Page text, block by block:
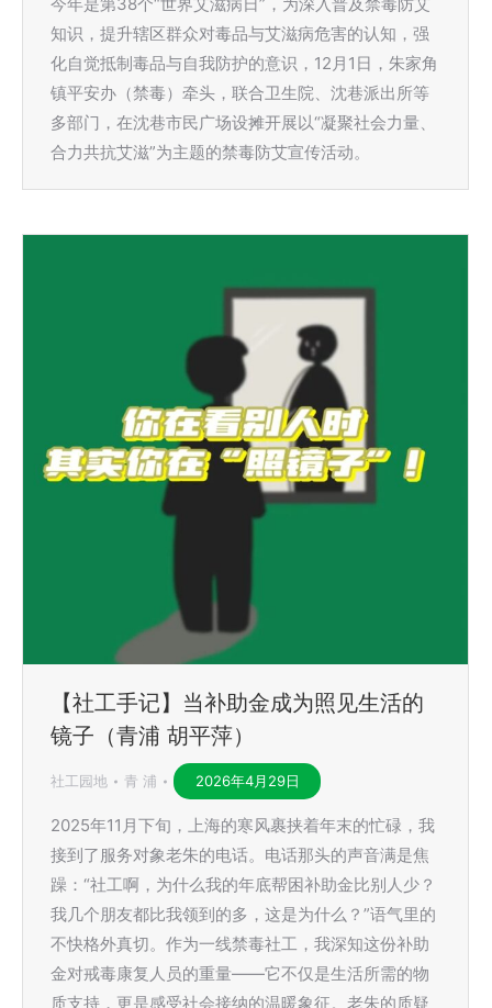
知识，提升辖区群众对毒品与艾滋病危害的认知，强
化自觉抵制毒品与自我防护的意识，12月1日，朱家角
镇平安办（禁毒）牵头，联合卫生院、沈巷派出所等
多部门，在沈巷市民广场设摊开展以“凝聚社会力量、
合力共抗艾滋”为主题的禁毒防艾宣传活动。
【社工手记】当补助金成为照见生活的
镜子（青浦 胡平萍）
社工园地 青 浦 2026年4月29日
2025年11月下旬，上海的寒风裹挟着年末的忙碌，我
接到了服务对象老朱的电话。电话那头的声音满是焦
躁：“社工啊，为什么我的年底帮困补助金比别人少？
我几个朋友都比我领到的多，这是为什么？”语气里的
不快格外真切。作为一线禁毒社工，我深知这份补助
金对戒毒康复人员的重量——它不仅是生活所需的物
质支持，更是感受社会接纳的温暖象征。老朱的质疑